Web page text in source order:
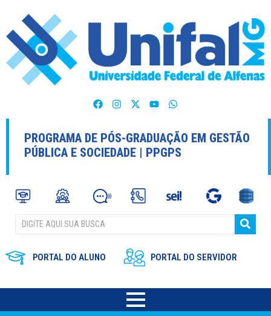
PROGRAMA DE PÓS-GRADUAÇÃO EM GESTÃO
PÚBLICA E SOCIEDADE | PPGPS
PORTAL DO ALUNO PORTAL DO SERVIDOR